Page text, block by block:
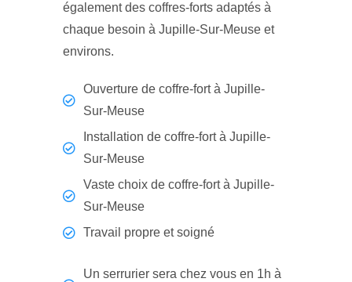
également des coffres-forts adaptés à
chaque besoin à Jupille-Sur-Meuse et
environs.
Ouverture de coffre-fort à Jupille-
Sur-Meuse
Installation de coffre-fort à Jupille-
Sur-Meuse
Vaste choix de coffre-fort à Jupille-
Sur-Meuse
Travail propre et soigné
Un serrurier sera chez vous en 1h à